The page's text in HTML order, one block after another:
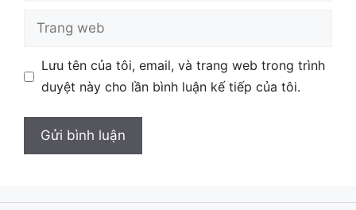
Trang
Lưu tên của tôi, email, và trang web trong trình
duyệt này cho lần bình luận kế tiếp của tôi.